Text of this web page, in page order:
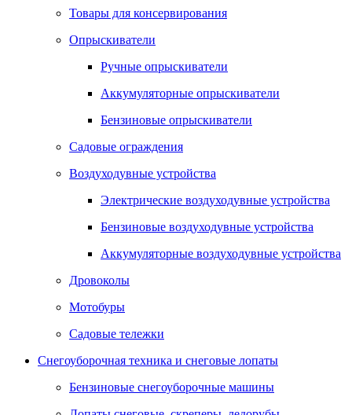
Товары для консервирования
Опрыскиватели
Ручные опрыскиватели
Аккумуляторные опрыскиватели
Бензиновые опрыскиватели
Садовые ограждения
Воздуходувные устройства
Электрические воздуходувные устройства
Бензиновые воздуходувные устройства
Аккумуляторные воздуходувные устройства
Дровоколы
Мотобуры
Садовые тележки
Снегоуборочная техника и снеговые лопаты
Бензиновые снегоуборочные машины